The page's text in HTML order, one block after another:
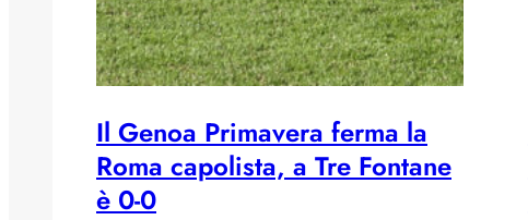
Il Genoa Primavera ferma la
Roma capolista, a Tre Fontane
è 0-0